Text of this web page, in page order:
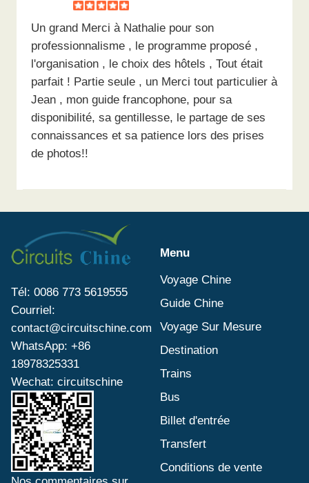
Un grand Merci à Nathalie pour son
professionnalisme , le programme proposé ,
l'organisation , le choix des hôtels , Tout était
parfait ! Partie seule , un Merci tout particulier à
Jean , mon guide francophone, pour sa
disponibilité, sa gentillesse, le partage de ses
connaissances et sa patience lors des prises
de photos!!
Tél: 0086 773 5619555
Courriel:
contact@circuitschine.com
WhatsApp: +86
18978325331
Wechat: circuitschine
Menu
Voyage Chine
Guide Chine
Voyage Sur Mesure
Destination
Trains
Bus
Billet d'entrée
Transfert
Conditions de vente